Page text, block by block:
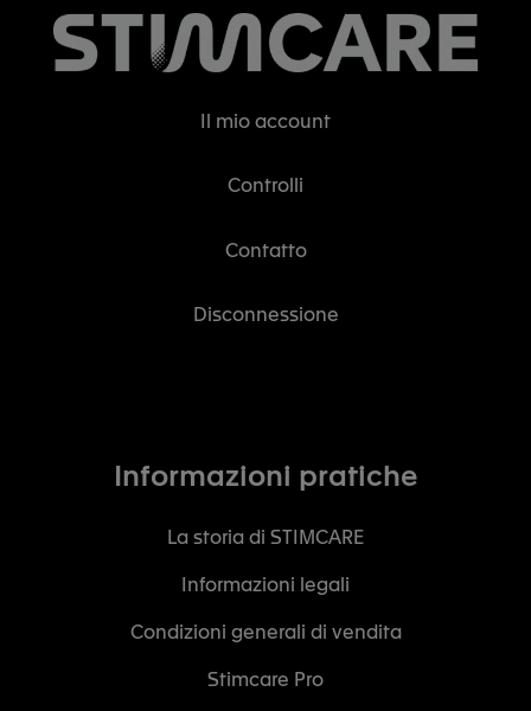
Il mio account
Controlli
Contatto
Disconnessione
Informazioni pratiche
La storia di STIMCARE
Informazioni legali
Condizioni generali di vendita
Stimcare Pro